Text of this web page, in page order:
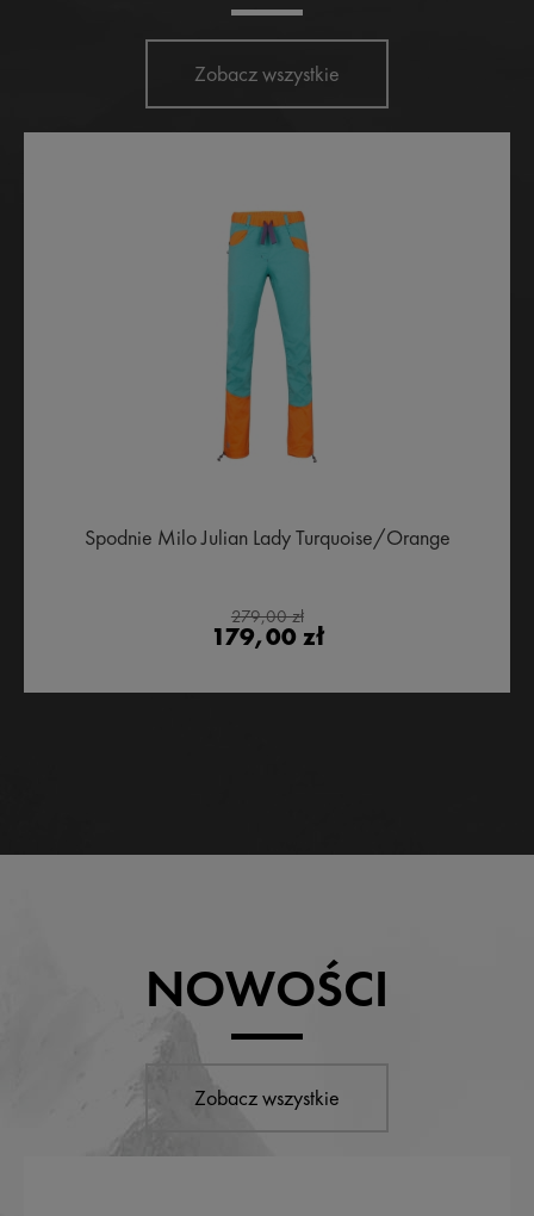
Zobacz wszystkie
Spodnie Milo Julian Lady Turquoise/Orange
279,00 zł
179,00 zł
NOWOŚCI
Zobacz wszystkie